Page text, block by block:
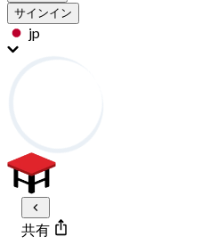
サインイン
jp
共有